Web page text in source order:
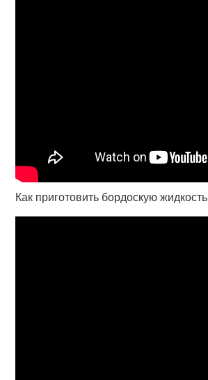
Как приготовить бордоскую жидкость